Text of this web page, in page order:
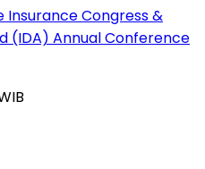
Insurance Congress &
(IDA) Annual Conference